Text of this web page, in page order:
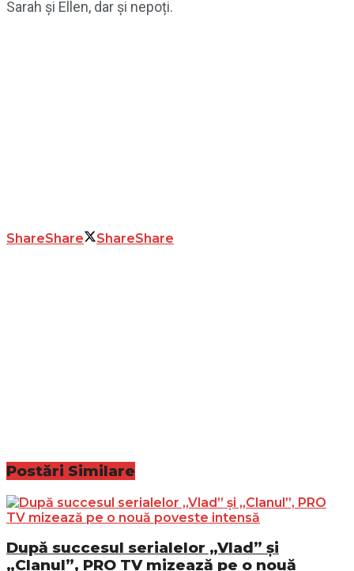
Sarah și Ellen, dar și nepoți.
ShareShare ShareShare
Postări Similare
După succesul serialelor „Vlad” și
„Clanul”, PRO TV mizează pe o nouă